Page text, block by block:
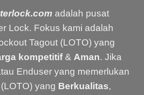
adalah pusat
Lock. Fokus kami adalah
Tagout (LOTO) yang
kompetitif& Aman. Jika
Enduser yang memerlukan
yang Berkualitas,